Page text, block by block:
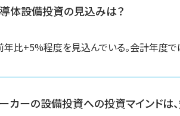
体設備投資の見込みは？
比+5%程度を見込んでいる。会計年度で
カーの設備投資への投資マインドは